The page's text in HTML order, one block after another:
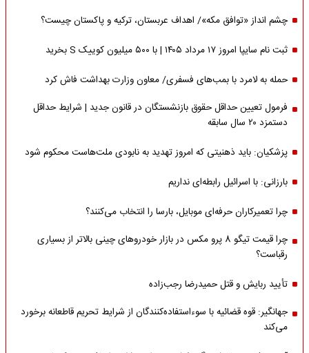
چشم انداز «توافق مکه»/ اهداف عربستان، ترکیه و پاکستان چیست؟
ثبت نام سایپا امروز ۱۷ مرداد ۱۴۰۵ | با ۵۰۰ میلیون کوییک S بخرید
حمله به لامرد با بمب‌های فسفری/ معاون وزارت بهداشت فاش کرد
فرمول تعیین حداقل حقوق بازنشستگان در قانون جدید | شرایط حداقل
دستمزد ۲۰ سال سابقه
پزشکیان: باید ذهنیتی که امروز تهدید به نابودی ملت‌هاست محکوم شود
بارزانی: با اسرائیل رابطه‌ای نداریم
چرا تعمیرکاران حرفه‌ای موبایل، بارسا را انتخاب می‌کنند؟
چرا قیمت تیگو 8 پرو مکس در بازار خودروهای چینی بالاتر از بسیاری
رقباست؟
تأیید ربایش و قتل حمیدرضا رجب‌زاده
جهانگیر: قوه قضائیه با سوءاستفاده‌کنندگان از شرایط تحریم قاطعانه برخورد
می‌کند